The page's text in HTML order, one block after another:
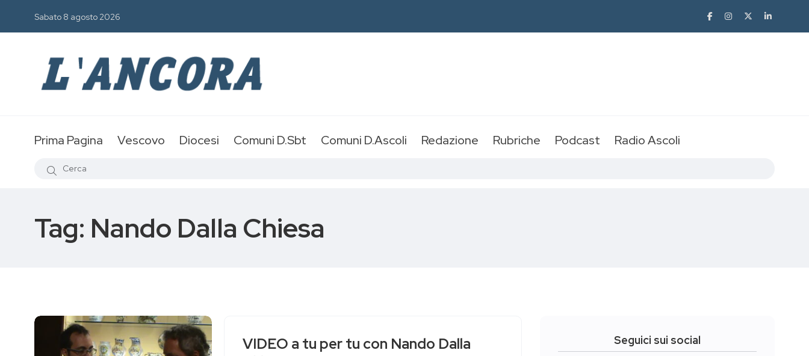
Sabato 8 agosto 2026
Prima Pagina Vescovo Diocesi Comuni D.Sbt Comuni D.Ascoli Redazione Rubriche Podcast Radio Ascoli
Tag: Nando Dalla Chiesa
VIDEO a tu per tu con Nando Dalla
Seguici sui social